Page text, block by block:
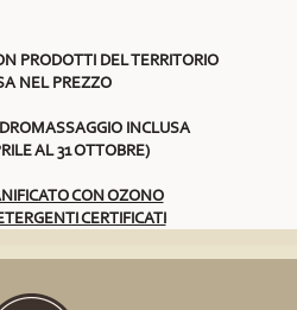
PRODOTTI DEL TERRITORIO
NEL PREZZO
INCLUSA
AL 31 OTTOBRE)
CON OZONO
CERTIFICATI